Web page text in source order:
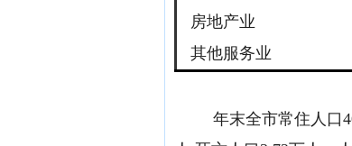
房地产业
其他服务业
年末全市常住人口